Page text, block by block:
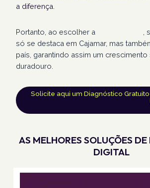
a diferença.
Portanto, ao escolher a
,
só se destaca em Cajamar, mas
país, garantindo assim um crescimento
duradouro.
Solicite aqui um Diagnóstico Gratuito
AS MELHORES SOLUÇÕES
DIGITAL